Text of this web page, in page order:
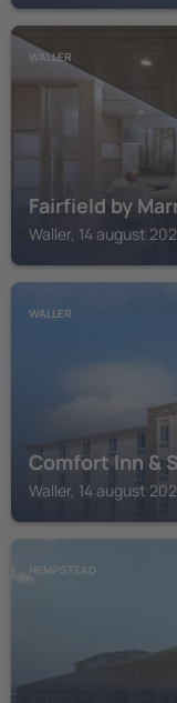
WALLER
Fairfield by
Waller, 14 august
WALLER
Comfort Inn &
Waller, 14 august
HEMPSTEAD